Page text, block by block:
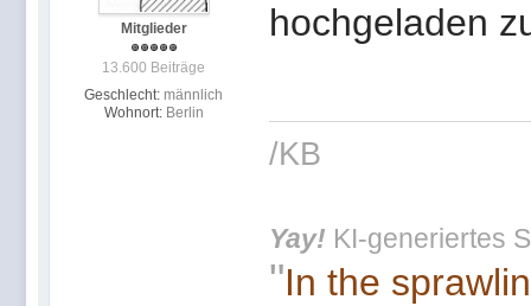
Mitglieder
13.600 Beiträge
Geschlecht: männlich
Wohnort: Berlin
hochgeladen
/KB
Yay! KI-generiertes
"In the